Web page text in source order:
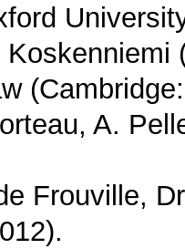
A.
Frouville,